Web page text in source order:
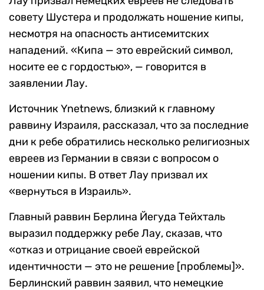
совету Шустера и продолжать ношение кипы,
несмотря на опасность антисемитских
нападений. «Кипа — это еврейский символ,
носите ее с гордостью», — говорится в
заявлении Лау.
Источник Ynetnews, близкий к главному
раввину Израиля, рассказал, что за последние
дни к ребе обратились несколько религиозных
евреев из Германии в связи с вопросом о
ношении кипы. В ответ Лау призвал их
«вернуться в Израиль».
Главный раввин Берлина Йегуда Тейхталь
выразил поддержку ребе Лау, сказав, что
«отказ и отрицание своей еврейской
идентичности — это не решение [проблемы]».
Берлинский раввин заявил, что немецкие